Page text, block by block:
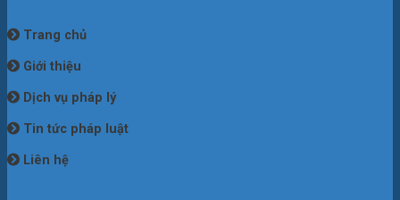
Trang chủ
Giới thiệu
Dịch vụ pháp lý
Tin tức pháp luật
Liên hệ